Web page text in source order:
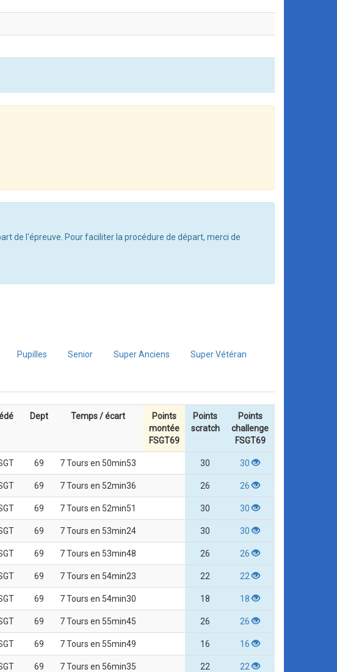
de l'épreuve. Pour faciliter la procédure de départ, merci de
Pupilles Senior Super Anciens Super Vétéran
Dept Temps / écart
Points
montée
FSGT69
Points
scratch
Points
challenge
FSGT69
69 7 Tours en 50min53 30 30
69 7 Tours en 52min36 26 26
69 7 Tours en 52min51 30 30
69 7 Tours en 53min24 30 30
69 7 Tours en 53min48 26 26
69 7 Tours en 54min23 22 22
69 7 Tours en 54min30 18 18
69 7 Tours en 55min45 26 26
69 7 Tours en 55min49 16 16
69 7 Tours en 56min35 22 22